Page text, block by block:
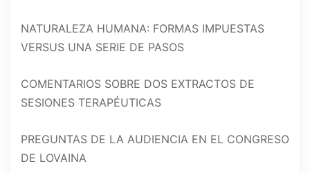
NATURALEZA HUMANA: FORMAS IMPUESTAS
VERSUS UNA SERIE DE PASOS
COMENTARIOS SOBRE DOS EXTRACTOS DE
SESIONES TERAPÉUTICAS
PREGUNTAS DE LA AUDIENCIA EN EL CONGRESO
DE LOVAINA